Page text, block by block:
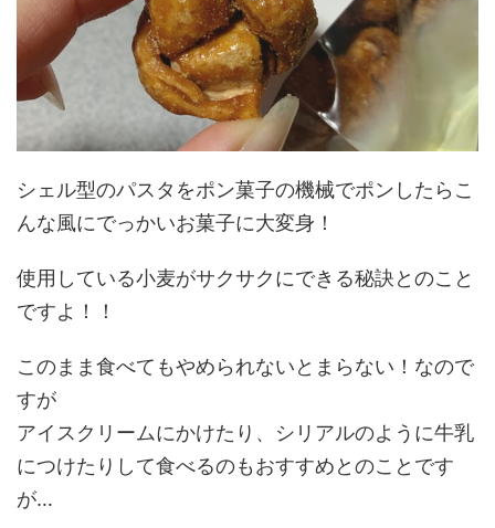
シェル型のパスタをポン菓子の機械でポンしたらこ
んな風にでっかいお菓子に大変身！
使用している小麦がサクサクにできる秘訣とのこと
ですよ！！
このまま食べてもやめられないとまらない！なので
すが
アイスクリームにかけたり、シリアルのように牛乳
につけたりして食べるのもおすすめとのことです
が…